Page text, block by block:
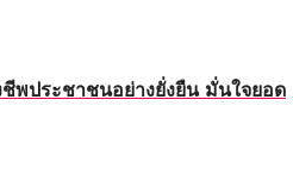
พประชาชนอย่างยั่งยืน มั่นใจยอด